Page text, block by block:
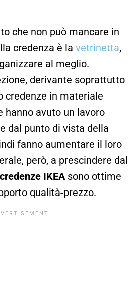
che non può mancare in
credenza è la vetrinetta,
al meglio.
derivante soprattutto
credenze in materiale
hanno avuto un lavoro
dal punto di vista della
fanno aumentare il loro
però, a prescindere dal
credenze IKEAsono ottime
qualità-prezzo.